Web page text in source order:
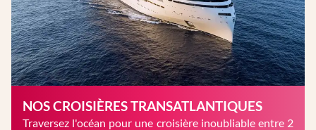
NOS CROISIÈRES TRANSATLANTIQUES
Traversez l'océan pour une croisière inoubliable entre 2